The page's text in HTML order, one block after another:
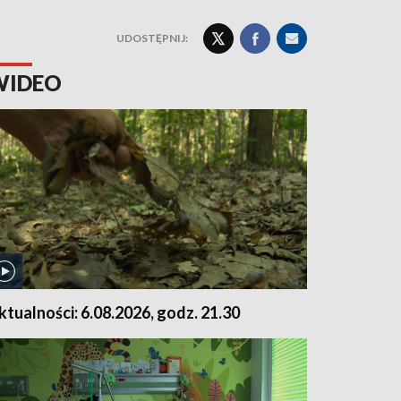
UDOSTĘPNIJ:
6.08.2026, godz. 21.30